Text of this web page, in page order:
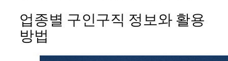
업종별 구인구직 정보와 활용
방법